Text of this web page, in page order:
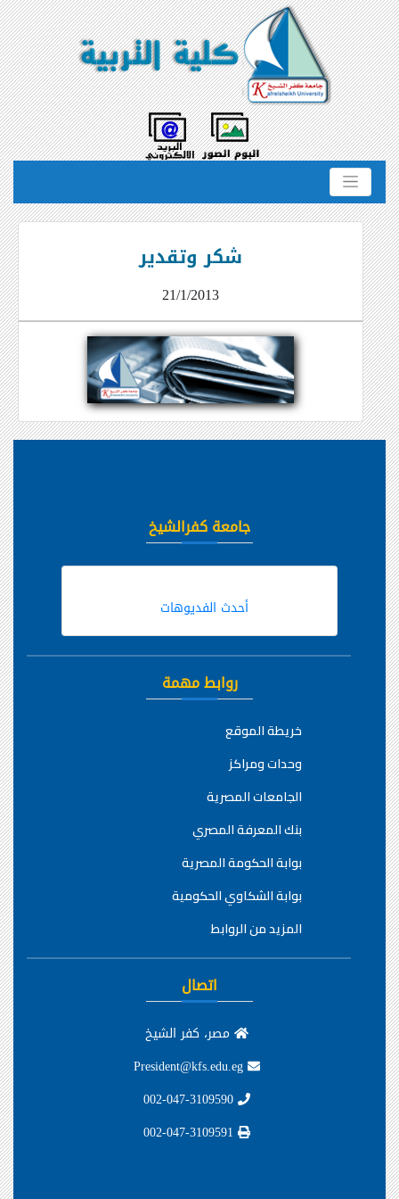
شكر وتقدير
21/1/2013
جامعة كفرالشيخ
أحدث الفديوهات
روابط مهمة
خريطة الموقع
وحدات ومراكز
الجامعات المصرية
بنك المعرفة المصري
بوابة الحكومة المصرية
بوابة الشكاوي الحكومية
المزيد من الروابط
اتصال
مصر، كفر الشيخ